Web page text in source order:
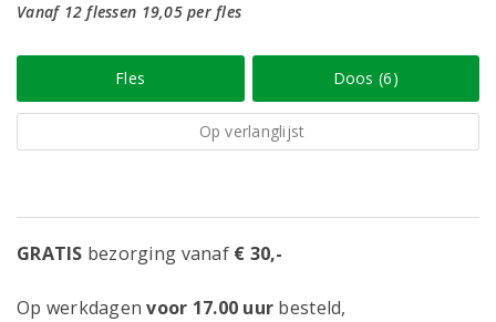
Vanaf 12 flessen 19,05 per fles
Fles Doos (6)
Op verlanglijst
GRATIS bezorging vanaf € 30,-
Op werkdagenvoor 17.00 uur besteld,